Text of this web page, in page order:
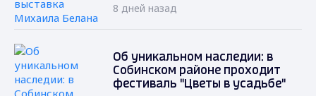
8 дней назад
Об уникальном наследии: в
Собинском районе проходит
фестиваль "Цветы в усадьбе"